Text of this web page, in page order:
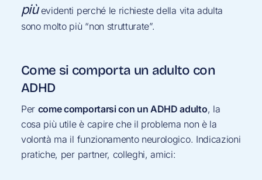
piùevidenti perché le richieste della vita adulta
sono molto più “non strutturate”.
Come si comporta un adulto con
ADHD
Per come comportarsi con un ADHD adulto, la
cosa più utile è capire che il problema non è la
volontà ma il funzionamento neurologico. Indicazioni
pratiche, per partner, colleghi, amici: